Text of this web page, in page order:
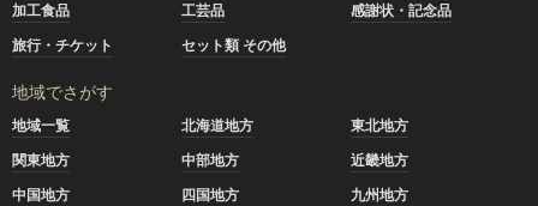
加工食品
工芸品
感謝状・記念品
旅行・チケット
セット類 その他
地域でさがす
地域一覧 北海道地方
東北地方
関東地方
中部地方
近畿地方
中国地方
四国地方 九州地方